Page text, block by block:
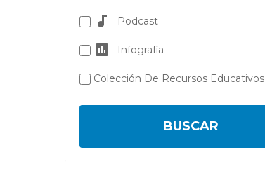
Podcast
Infografía
Colección De Recursos Educativos